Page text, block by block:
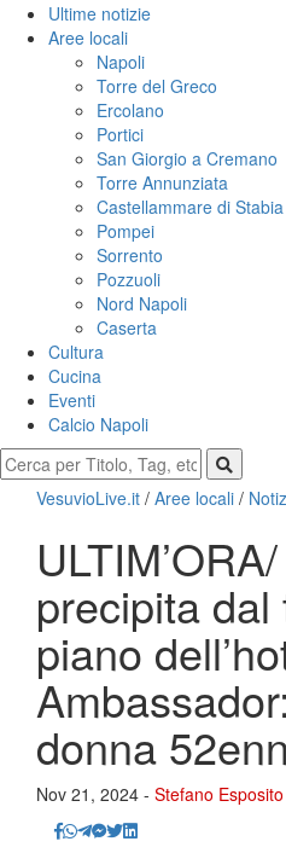
Ultime notizie
Aree locali
Napoli
Torre del Greco
Ercolano
Portici
San Giorgio a Cremano
Torre Annunziata
Castellammare di Stabia
Pompei
Sorrento
Pozzuoli
Nord Napoli
Caserta
Cultura
Cucina
Eventi
Calcio Napoli
VesuvioLive.it / Aree locali /
precipita
piano
donna
Nov 21, 2024 - Stefano Esposito